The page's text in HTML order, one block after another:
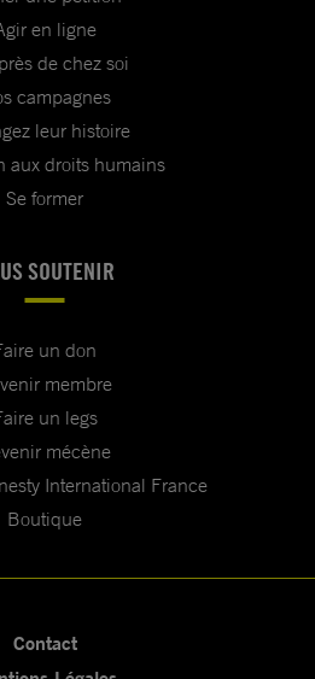
en ligne
de chez soi
campagnes
leur histoire
aux droits humains
Se former
SOUTENIR
un don
membre
un legs
mécène
International France
Boutique
Contact